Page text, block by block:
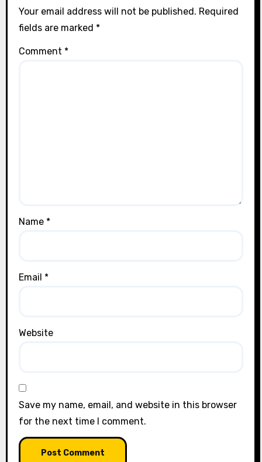
Your email address will not be published. Required
fields are marked *
Comment *
Name *
Email *
Website
Save my name, email, and website in this browser
for the next time I comment.